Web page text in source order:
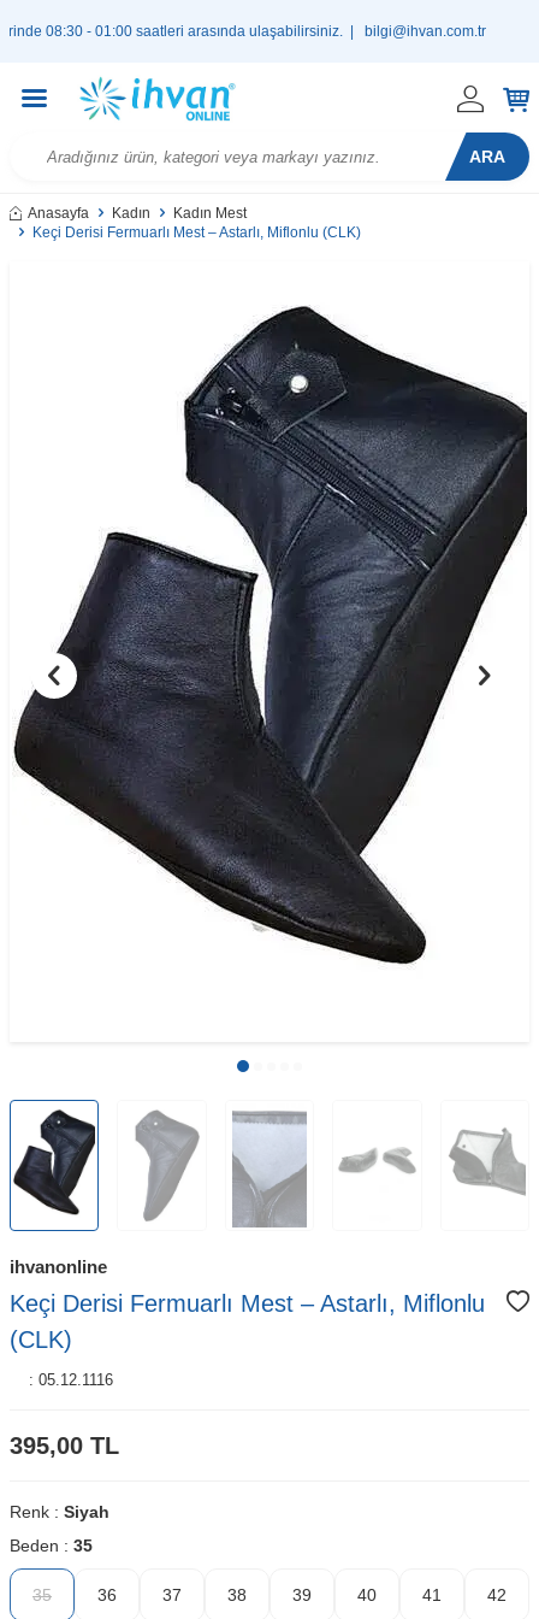
08:30 - 01:00 saatleri arasında ulaşabilirsiniz. |bilgi@ihvan.com.tr
ARA
Anasayfa Kadın
Kadın Mest
Keçi Derisi Fermuarlı Mest – Astarlı, Miflonlu (CLK)
ihvanonline
Keçi Derisi Fermuarlı Mest – Astarlı, Miflonlu
(CLK)
: 05.12.1116
395,00 TL
Renk : Siyah
Beden : 35
35 36 37 38 39 40 41 42